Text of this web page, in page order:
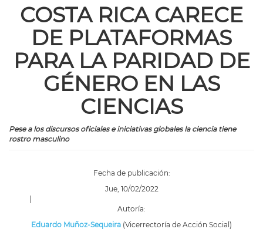
ayuda
a
la
navegación
COSTA RICA CARECE
DE PLATAFORMAS
PARA LA PARIDAD DE
GÉNERO EN LAS
CIENCIAS
Pese a los discursos oficiales e iniciativas globales la ciencia tiene
rostro masculino
Fecha de publicación:
Jue, 10/02/2022
|
Autoría:
Eduardo Muñoz-Sequeira (Vicerrectoría de Acción Social)